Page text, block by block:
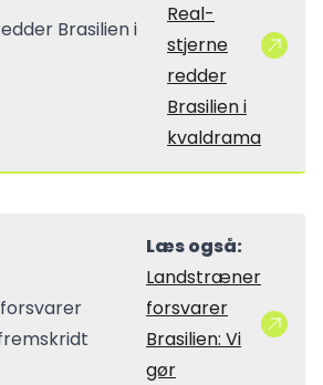
Real-
stjerne
redder
Brasilien i
kvaldrama
Læs også:
Landstræner
forsvarer
Brasilien: Vi
gør